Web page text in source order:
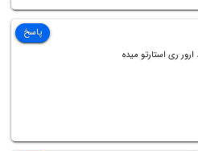
ری استارتو میده
پاسخ